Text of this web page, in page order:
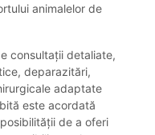
animalelor de
consultații detaliate,
deparazitări,
adaptate
este acordată
de a oferi